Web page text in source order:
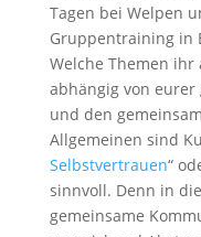
Tagen bei Welpen
Gruppentraining in
Welche Themen
abhängig von eurer
und den
Allgemeinen sind
Selbstvertrauen“
sinnvoll. Denn in
gemeinsame